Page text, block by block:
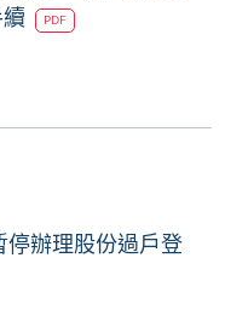
PDF
停辦理股份過戶登